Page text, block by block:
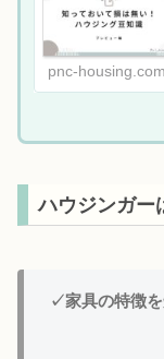
pnc-housing.com
ハウジンガー
✓家具の特徴を